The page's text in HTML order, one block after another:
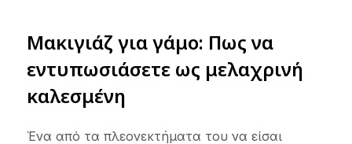
Μακιγιάζ για γάμο: Πως να
εντυπωσιάσετε ως μελαχρινή
καλεσμένη
Ένα από τα πλεονεκτήματα του να είσαι